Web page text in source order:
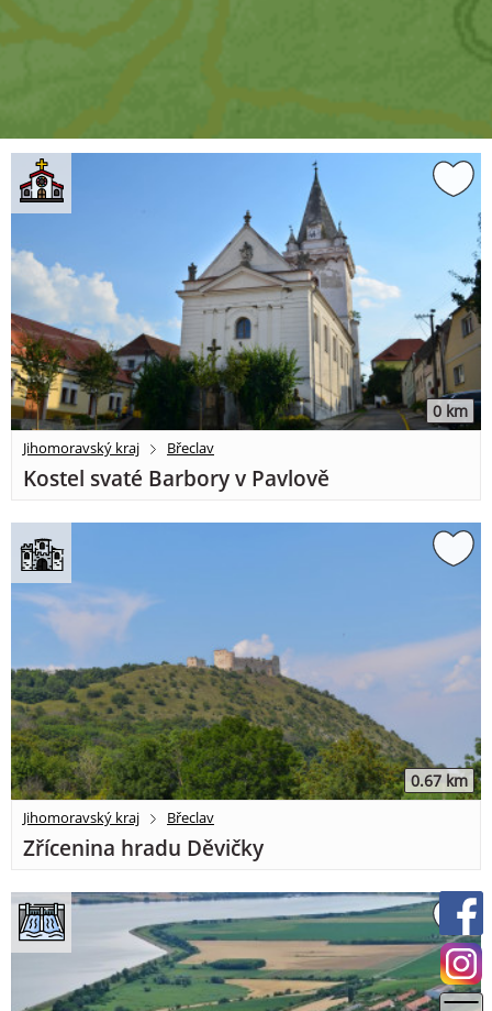
0 km
Jihomoravský kraj Břeclav
Kostel svaté Barbory v Pavlově
0.67 km
Jihomoravský kraj Břeclav
Zřícenina hradu Děvičky